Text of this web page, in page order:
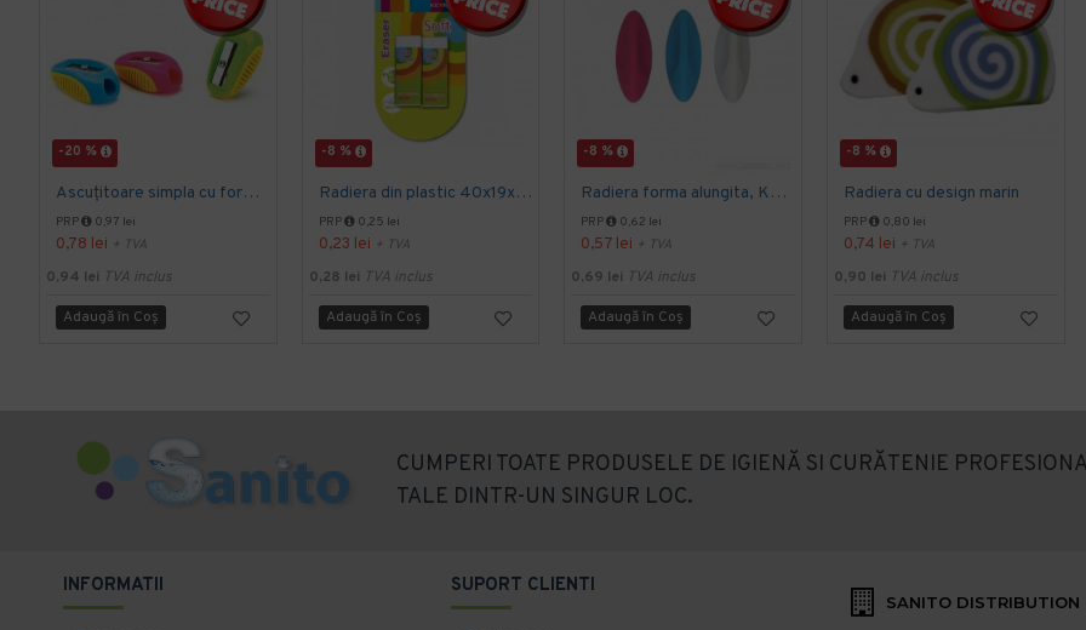
-20 %
Ascuțitoare simpla cu forme rotunjite si grip,multicolore.
PRP 0,97 lei
0,78 lei + TVA
0,94 lei TVA inclus
Adaugă în Coş
-8 %
Radiera din plastic 40x19x13 mm, KEYROAD
PRP 0,25 lei
0,23 lei + TVA
0,28 lei TVA inclus
Adaugă în Coş
-8 %
Radiera forma alungita, KEYROAD
PRP 0,62 lei
0,57 lei + TVA
0,69 lei TVA inclus
Adaugă în Coş
-8 %
Radiera cu design marin
PRP 0,80 lei
0,74 lei + TVA
0,90 lei TVA inclus
Adaugă în Coş
CUMPERI TOATE PRODUSELE DE IGIENĂ SI CURĂTENIE
TALE DINTR-UN SINGUR LOC.
INFORMATII SUPORT CLIENTI
SANITO DISTRIBUTION